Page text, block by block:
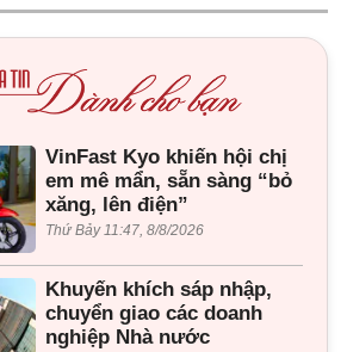
VinFast Kyo khiến hội chị
em mê mẩn, sẵn sàng “bỏ
xăng, lên điện”
Thứ Bảy 11:47, 8/8/2026
Khuyến khích sáp nhập,
chuyển giao các doanh
nghiệp Nhà nước